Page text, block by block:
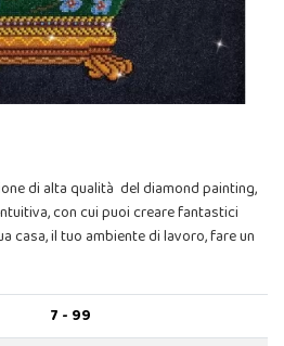
di alta qualità del diamond painting,
con cui puoi creare fantastici
casa, il tuo ambiente di lavoro, fare un
7 - 99